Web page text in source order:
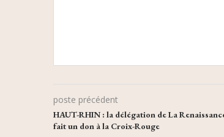
poste précédent
HAUT-RHIN : la délégation de La
fait un don à la Croix-Rouge